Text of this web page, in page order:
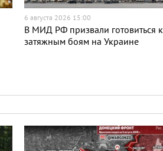
6 августа 2026 15:00
В МИД РФ призвали готовиться к
затяжным боям на Украине